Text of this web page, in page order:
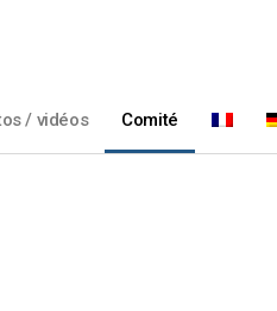
/ vidéos Comité